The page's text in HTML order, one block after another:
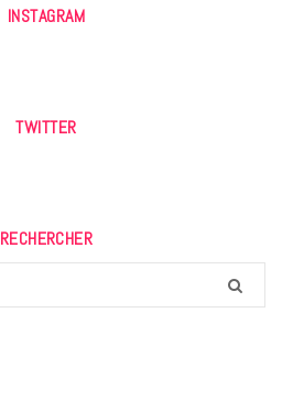
INSTAGRAM
TWITTER
RECHERCHER